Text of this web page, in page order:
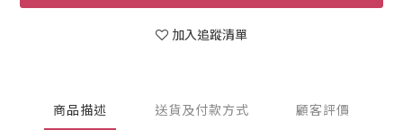
加入追蹤清單
商品描述 送貨及付款方式 顧客評價